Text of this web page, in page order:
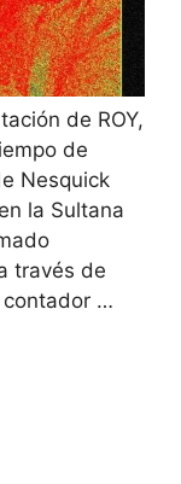
de ROY,
de
Nesquick
la Sultana
través de
contador …